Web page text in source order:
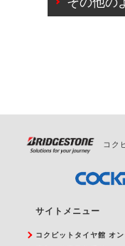
ご来店予約日の
の日時変更につ
コク
サイトメニュー
コクピットタイヤ館 オ